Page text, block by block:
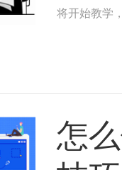
将开始教学
怎